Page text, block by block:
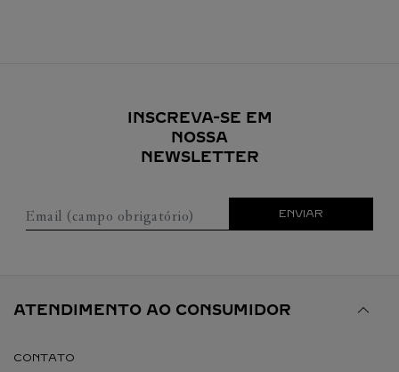
INSCREVA-SE EM
NOSSA
NEWSLETTER
Email (campo obrigatório) ENVIAR
ATENDIMENTO AO CONSUMIDOR
CONTATO